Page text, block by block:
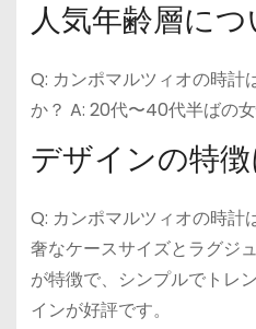
人気年齢層につ
Q: カンポマルツィオの時計
か？ A: 20代〜40代半ばの
デザインの特
Q: カンポマルツィオの時計
奢なケースサイズとラグジ
が特徴で、シンプルでトレ
インが好評です。